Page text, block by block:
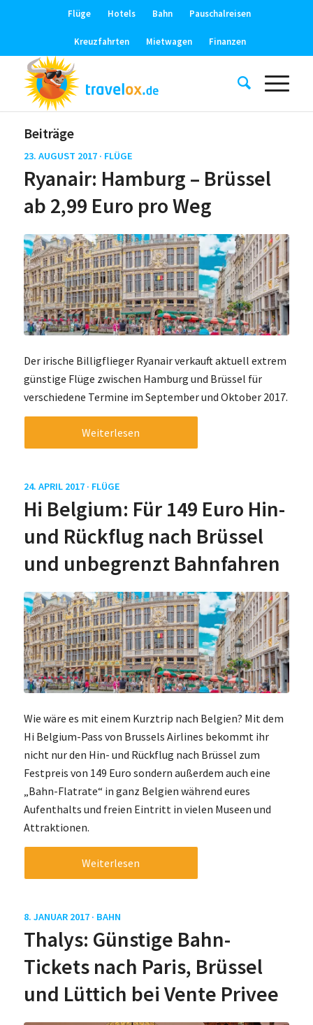
Flüge Hotels Bahn Pauschalreisen
Kreuzfahrten Mietwagen Finanzen
Beiträge
23. AUGUST 2017 · FLÜGE
Ryanair: Hamburg – Brüssel
ab 2,99 Euro pro Weg
Der irische Billigflieger Ryanair verkauft aktuell extrem
günstige Flüge zwischen Hamburg und Brüssel für
verschiedene Termine im September und Oktober 2017.
Weiterlesen
24. APRIL 2017 · FLÜGE
Hi Belgium: Für 149 Euro Hin-
und Rückflug nach Brüssel
und unbegrenzt Bahnfahren
Wie wäre es mit einem Kurztrip nach Belgien? Mit dem
Hi Belgium-Pass von Brussels Airlines bekommt ihr
nicht nur den Hin- und Rückflug nach Brüssel zum
Festpreis von 149 Euro sondern außerdem auch eine
„Bahn-Flatrate“ in ganz Belgien während eures
Aufenthalts und freien Eintritt in vielen Museen und
Attraktionen.
Weiterlesen
8. JANUAR 2017 · BAHN
Thalys: Günstige Bahn-
Tickets nach Paris, Brüssel
und Lüttich bei Vente Privee